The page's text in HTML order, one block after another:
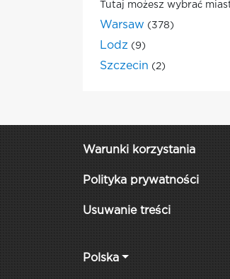
Tutaj możesz wybrać
Warsaw (378)
Lodz (9)
Szczecin (2)
Warunki korzystania
Polityka prywatności
Usuwanie treści
Polska